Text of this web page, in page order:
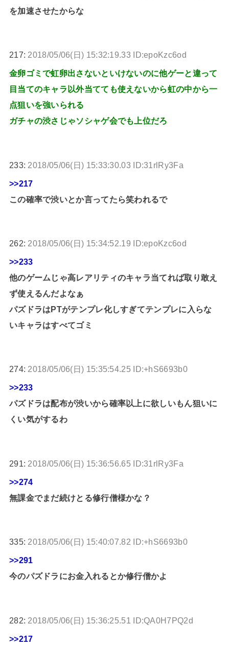
を加速させたからな
217: 2018/05/06(日) 15:32:19.33 ID:epoKzc6od
金卵ゴミで虹卵出さないといけないのに他ゲーと違って
目当てのキャラ以外当てても使えないから虹の中から一
点狙いを強いられる
ガチャの渋さじゃソシャゲ会でも上位だろ
233: 2018/05/06(日) 15:33:30.03 ID:31rlRy3Fa
>>217
この確率で渋いとか言ってたら笑われるで
262: 2018/05/06(日) 15:34:52.19 ID:epoKzc6od
>>233
他のゲームじゃ高レアリティのキャラ当てれば取り敢え
ず使えるんだよなぁ
パズドラはPTがテンプレ化しすぎてテンプレに入らな
いキャラはすべてゴミ
274: 2018/05/06(日) 15:35:54.25 ID:+hS6693b0
>>233
パズドラは配布が渋いから確率以上に欲しいもん狙いに
くい気がするわ
291: 2018/05/06(日) 15:36:56.65 ID:31rlRy3Fa
>>274
無課金でまだ続けとる修行僧様かな？
335: 2018/05/06(日) 15:40:07.82 ID:+hS6693b0
>>291
今のパズドラにお金入れるとか修行僧かよ
282: 2018/05/06(日) 15:36:25.51 ID:QA0H7PQ2d
>>217